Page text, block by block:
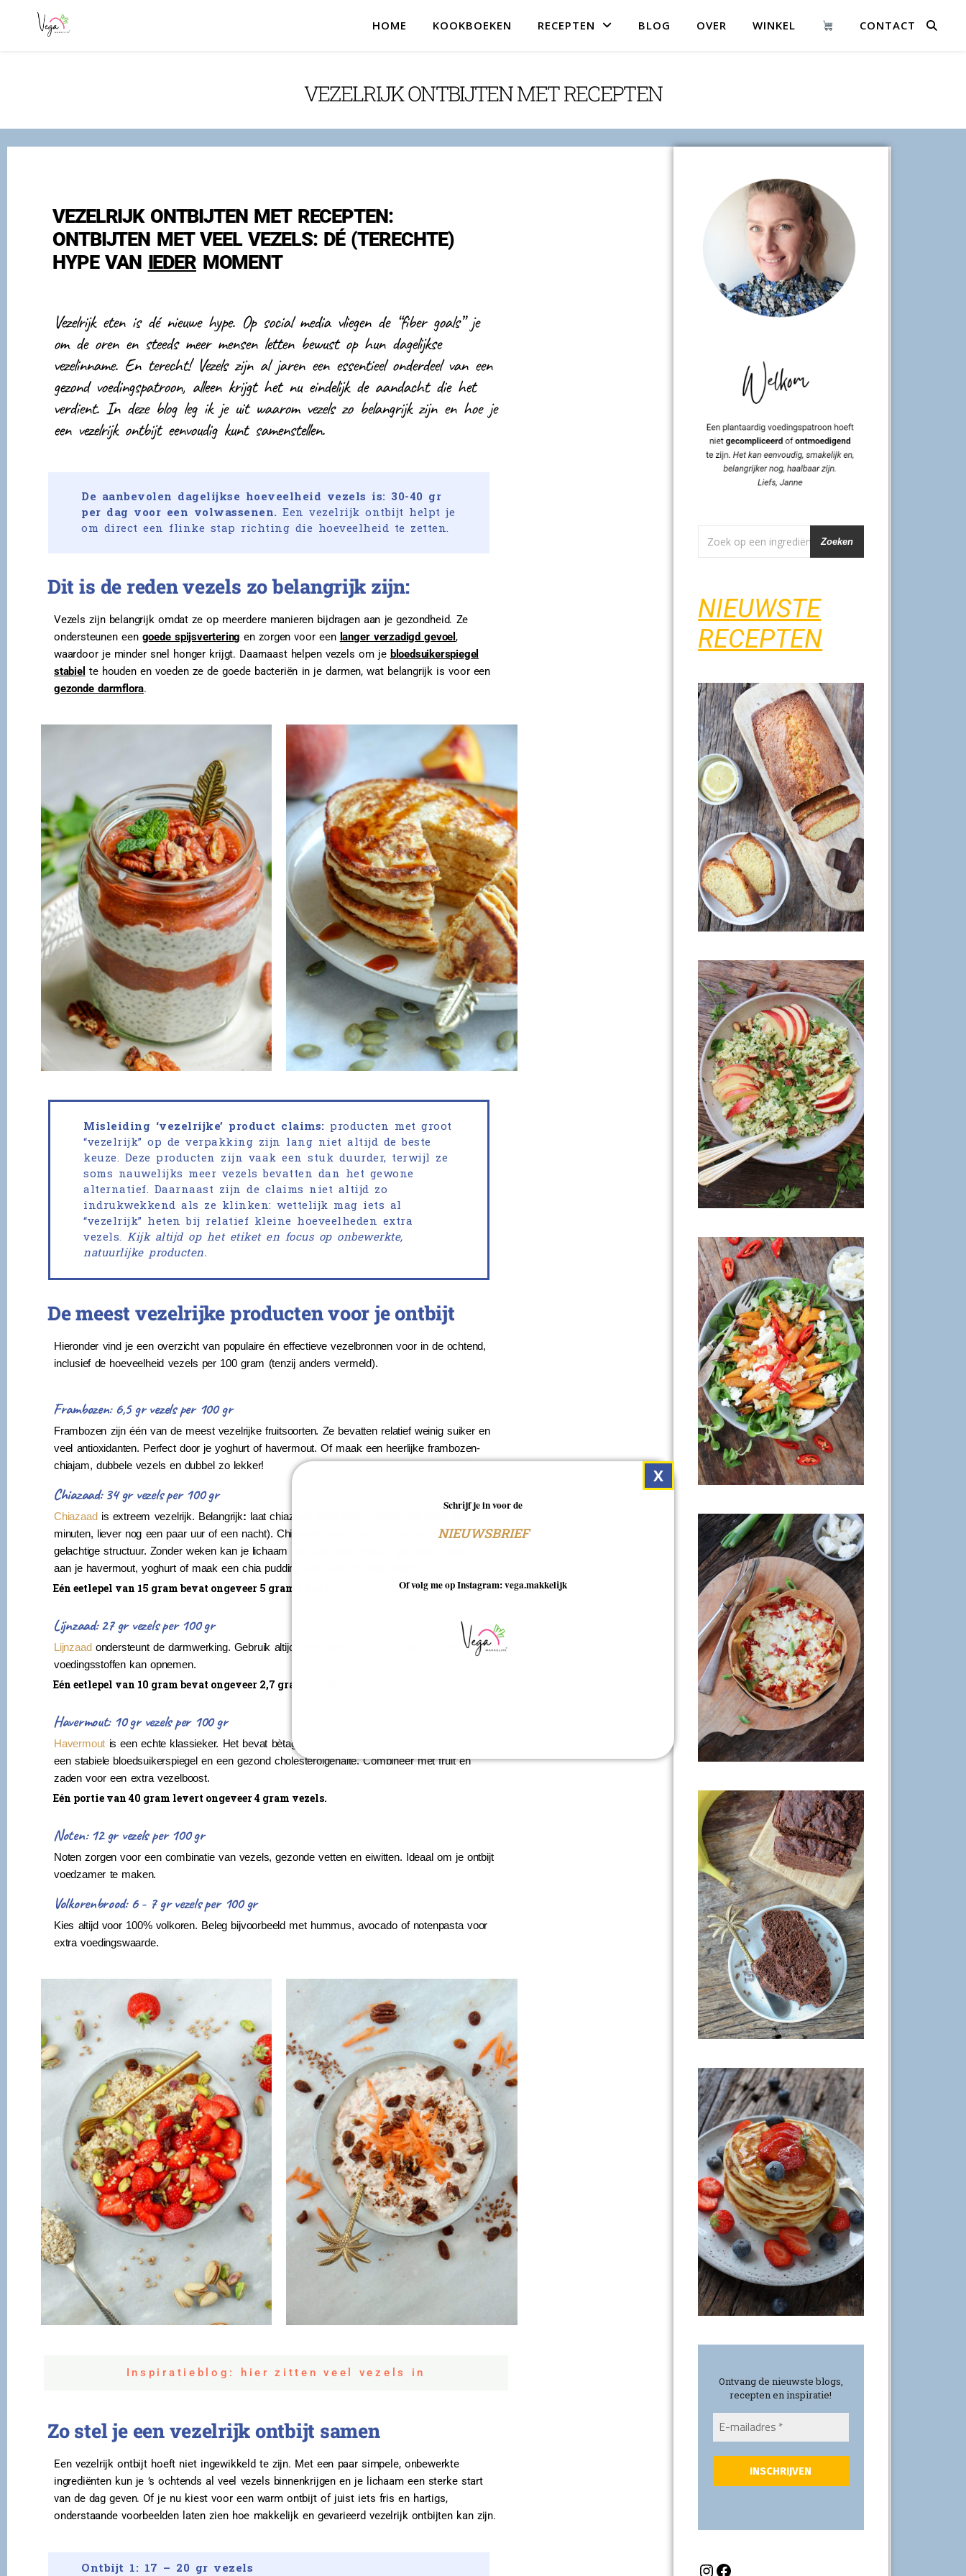
HOME KOOKBOEKEN RECEPTEN BLOG OVER WINKEL CONTACT
VEZELRIJK ONTBIJTEN MET RECEPTEN
VEZELRIJK ONTBIJTEN MET RECEPTEN:
ONTBIJTEN MET VEEL VEZELS: DÉ (TERECHTE)
HYPE VAN IEDER MOMENT
Vezelrijk eten is dé nieuwe hype. Op social media vliegen de “fiber goals” je
om de oren en steeds meer mensen letten bewust op hun dagelijkse
vezelinname. En terecht! Vezels zijn al jaren een essentieel onderdeel van een
gezond voedingspatroon, alleen krijgt het nu eindelijk de aandacht die het
verdient. In deze blog leg ik je uit waarom vezels zo belangrijk zijn en hoe je
een vezelrijk ontbijt eenvoudig kunt samenstellen.
De aanbevolen dagelijkse hoeveelheid vezels is: 30-40 gr
per dag voor een volwassenen. Een vezelrijk ontbijt helpt je
om direct een flinke stap richting die hoeveelheid te zetten.
Dit is de reden vezels zo belangrijk zijn:
Vezels zijn belangrijk omdat ze op meerdere manieren bijdragen aan je gezondheid. Ze
ondersteunen een goede spijsvertering en zorgen voor een langer verzadigd gevoel,
waardoor je minder snel honger krijgt. Daarnaast helpen vezels om je bloedsuikerspiegel
stabiel te houden en voeden ze de goede bacteriën in je darmen, wat belangrijk is voor een
gezonde darmflora.
Misleiding ‘vezelrijke’ product claims: producten met groot
“vezelrijk” op de verpakking zijn lang niet altijd de beste
keuze. Deze producten zijn vaak een stuk duurder, terwijl ze
soms nauwelijks meer vezels bevatten dan het gewone
alternatief. Daarnaast zijn de claims niet altijd zo
indrukwekkend als ze klinken: wettelijk mag iets al
“vezelrijk” heten bij relatief kleine hoeveelheden extra
vezels. Kijk altijd op het etiket en focus op onbewerkte,
natuurlijke producten.
De meest vezelrijke producten voor je ontbijt
Hieronder vind je een overzicht van populaire én effectieve vezelbronnen voor in de ochtend,
inclusief de hoeveelheid vezels per 100 gram (tenzij anders vermeld).
Frambozen: 6,5 gr vezels per 100 gr
Frambozen zijn één van de meest vezelrijke fruitsoorten. Ze bevatten relatief weinig suiker en
veel antioxidanten. Perfect door je yoghurt of havermout. Of maak een heerlijke frambozen-
chiajam, dubbele vezels en dubbel zo lekker!
Chiazaad: 34 gr vezels per 100 gr
Chiazaadis extreem vezelrijk. Belangrijk: laat chiazaad
minuten, liever nog een paar uur of een nacht). Chiazaad neemt vocht op en vormt dan een
gelachtige structuur. Zonder weken kan je lichaam het zaad niet effectief gebruiken.
aan je havermout, yoghurt of maak een chia pudding voor een optimaal effect.
Eén eetlepel van 15 gram bevat ongeveer 5 gram vezels.
Lijnzaad: 27 gr vezels per 100 gr
Lijnzaadondersteunt de darmwerking. Gebruik altijd
lijnzaad, zodat je lichaam de
voedingsstoffen kan opnemen.
Eén eetlepel van 10 gram bevat ongeveer 2,7 gram vezels.
Havermout: 10 gr vezels per 100 gr
Havermout is een echte klassieker. Het bevat bètaglucanen: oplosbare vezels die bijdragen aan
een stabiele bloedsuikerspiegel en een gezond cholesterolgehalte. Combineer met fruit en
zaden voor een extra vezelboost.
Eén portie van 40 gram levert ongeveer 4 gram vezels.
Noten: 12 gr vezels per 100 gr
Noten zorgen voor een combinatie van vezels, gezonde vetten en eiwitten. Ideaal om je ontbijt
voedzamer te maken.
Volkorenbrood: 6 - 7 gr vezels per 100 gr
Kies altijd voor 100% volkoren. Beleg bijvoorbeeld met hummus, avocado of notenpasta voor
extra voedingswaarde.
Inspiratieblog: hier zitten veel vezels in
Zo stel je een vezelrijk ontbijt samen
Een vezelrijk ontbijt hoeft niet ingewikkeld te zijn. Met een paar simpele, onbewerkte
ingrediënten kun je ’s ochtends al veel vezels binnenkrijgen en je lichaam een sterke start
van de dag geven. Of je nu kiest voor een warm ontbijt of juist iets fris en hartigs,
onderstaande voorbeelden laten zien hoe makkelijk en gevarieerd vezelrijk ontbijten kan zijn.
Ontbijt 1: 17 – 20 gr vezels
Zoeken
NIEUWSTE
RECEPTEN
Ontvang de nieuwste blogs,
recepten en inspiratie!
Schrijf je in voor de
NIEUWSBRIEF
Of volg me op Instagram: vega.makkelijk